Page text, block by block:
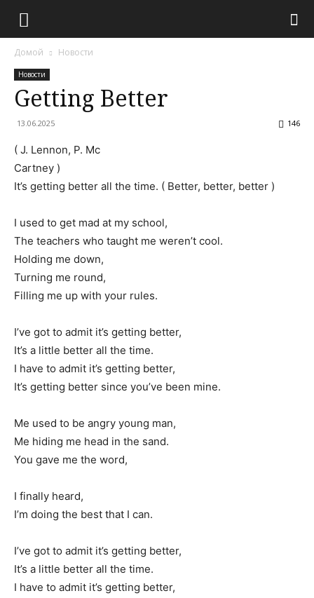
Домой Новости
Новости
Getting Better
13.06.2025 146
( J. Lennon, P. Mc
Cartney )
It’s getting better all the time. ( Better, better, better )
I used to get mad at my school,
The teachers who taught me weren’t cool.
Holding me down,
Turning me round,
Filling me up with your rules.
I’ve got to admit it’s getting better,
It’s a little better all the time.
I have to admit it’s getting better,
It’s getting better since you’ve been mine.
Me used to be angry young man,
Me hiding me head in the sand.
You gave me the word,
I finally heard,
I’m doing the best that I can.
I’ve got to admit it’s getting better,
It’s a little better all the time.
I have to admit it’s getting better,